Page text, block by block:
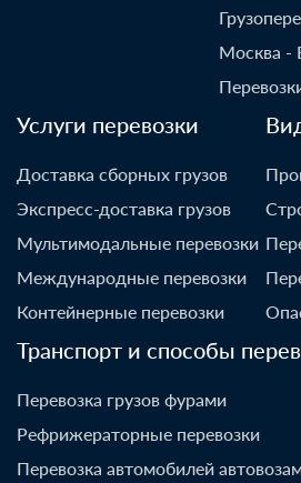
Москва -
Услуги перевозки
Доставка сборных грузов
Экспресс-доставка грузов
Мультимодальные перевозки
Международные перевозки
Контейнерные перевозки
Транспорт и способы
Перевозка грузов фурами
Рефрижераторные перевозки
Перевозка автомобилей